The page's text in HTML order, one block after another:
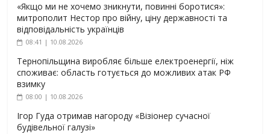
«Якщо ми не хочемо зникнути, повинні боротися»:
митрополит Нестор про війну, ціну державності та
відповідальність українців
08:41 | 10.08.2026
Тернопільщина виробляє більше електроенергії, ніж
споживає: область готується до можливих атак РФ
взимку
08:00 | 10.08.2026
Ігор Гуда отримав нагороду «Візіонер сучасної
будівельної галузі»